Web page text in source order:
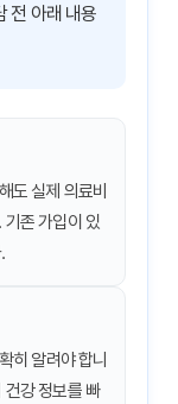
전 아래 내용
도 실제 의료비
존 가입이 있
히 알려야 합니
건강 정보를 빠